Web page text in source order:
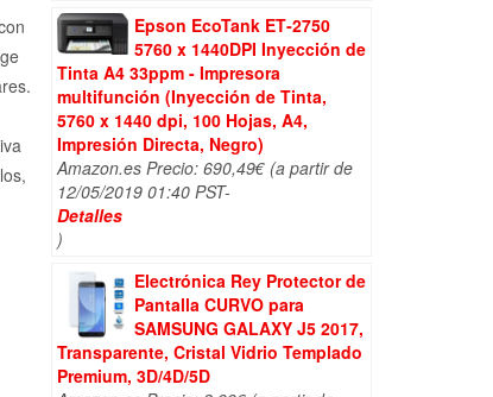
Epson EcoTank ET‑2750
5760 x 1440DPI Inyección de
Tinta A4 33ppm - Impresora
multifunción (Inyección de Tinta,
5760 x 1440 dpi, 100 Hojas, A4,
Impresión Directa, Negro)
Amazon.es Precio: 690,49€ (a partir de
12/05/2019 01:40 PST-
Detalles
)
Electrónica Rey Protector de
Pantalla CURVO para
SAMSUNG GALAXY J5 2017,
Transparente, Cristal Vidrio Templado
Premium, 3D/4D/5D